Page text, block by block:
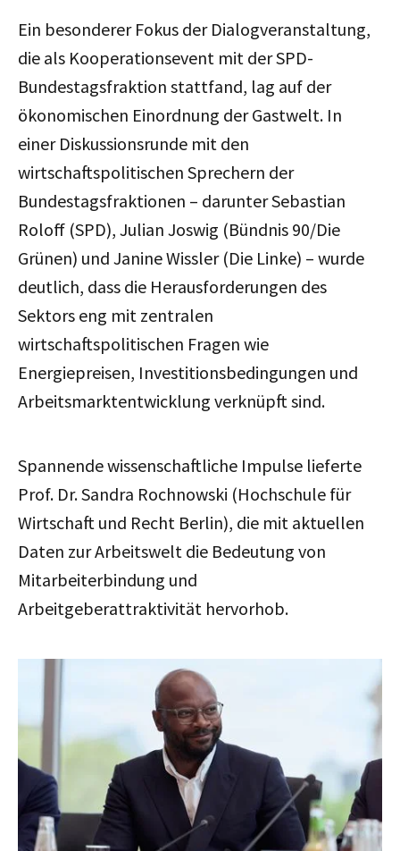
Ein besonderer Fokus der Dialogveranstaltung,
die als Kooperationsevent mit der SPD-
Bundestagsfraktion stattfand, lag auf der
ökonomischen Einordnung der Gastwelt. In
einer Diskussionsrunde mit den
wirtschaftspolitischen Sprechern der
Bundestagsfraktionen – darunter Sebastian
Roloff (SPD), Julian Joswig (Bündnis 90/Die
Grünen) und Janine Wissler (Die Linke) – wurde
deutlich, dass die Herausforderungen des
Sektors eng mit zentralen
wirtschaftspolitischen Fragen wie
Energiepreisen, Investitionsbedingungen und
Arbeitsmarktentwicklung verknüpft sind.
Spannende wissenschaftliche Impulse lieferte
Prof. Dr. Sandra Rochnowski (Hochschule für
Wirtschaft und Recht Berlin), die mit aktuellen
Daten zur Arbeitswelt die Bedeutung von
Mitarbeiterbindung und
Arbeitgeberattraktivität hervorhob.